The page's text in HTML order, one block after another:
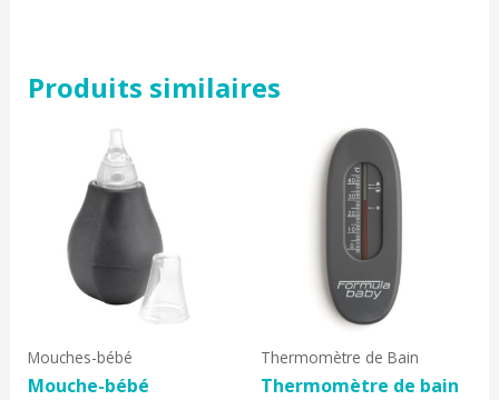
Produits similaires
Mouches-bébé
Mouche-bébé
Thermomètre de Bain
Thermomètre de bain